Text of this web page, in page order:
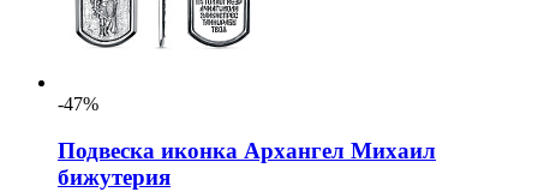
-47%
Подвеска иконка Архангел Михаил
бижутерия